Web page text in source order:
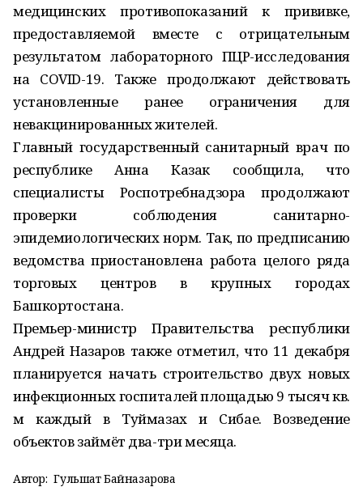
медицинских противопоказаний к прививке,
предоставляемой вместе с отрицательным
результатом лабораторного ПЦР-исследования
на COVID-19. Также продолжают действовать
установленные ранее ограничения для
невакцинированных жителей.
Главный государственный санитарный врач по
республике Анна Казак сообщила, что
специалисты Роспотребнадзора продолжают
проверки соблюдения санитарно-
эпидемиологических норм. Так, по предписанию
ведомства приостановлена работа целого ряда
торговых центров в крупных городах
Башкортостана.
Премьер-министр Правительства республики
Андрей Назаров также отметил, что 11 декабря
планируется начать строительство двух новых
инфекционных госпиталей площадью 9 тысяч кв.
м каждый в Туймазах и Сибае. Возведение
объектов займёт два-три месяца.
Автор: Гульшат Байназарова